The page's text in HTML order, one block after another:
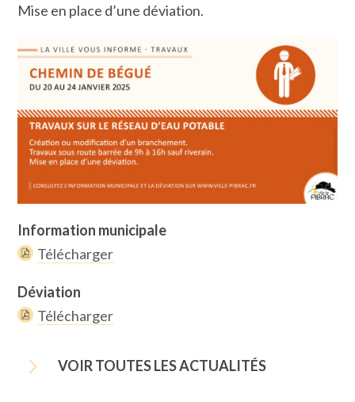
Mise en place d’une déviation.
Information municipale
Télécharger
Déviation
Télécharger
5 VOIR TOUTES LES ACTUALITÉS